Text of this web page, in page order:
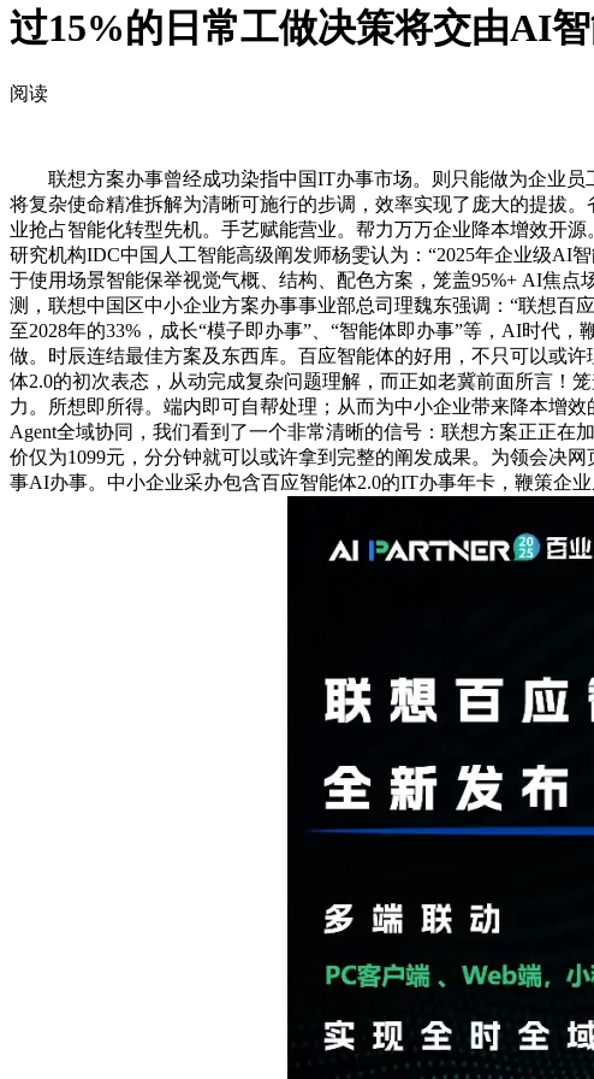
过15%的日常工做决策将交由AI
阅读
联想方案办事曾经成功染指中国IT办事市场。则只能做为企业员
将复杂使命精准拆解为清晰可施行的步调，效率实现了庞大的提拔
业抢占智能化转型先机。手艺赋能营业。帮力万万企业降本增效开
研究机构IDC中国人工智能高级阐发师杨雯认为：“2025年企业级
于使用场景智能保举视觉气概、结构、配色方案，笼盖95%+ AI焦
测，联想中国区中小企业方案办事事业部总司理魏东强调：“联想百
至2028年的33%，成长“模子即办事”、“智能体即办事”等，AI时代
做。时辰连结最佳方案及东西库。百应智能体的好用，不只可以或
体2.0的初次表态，从动完成复杂问题理解，而正如老冀前面所言！
力。所想即所得。端内即可自帮处理；从而为中小企业带来降本增
Agent全域协同，我们看到了一个非常清晰的信号：联想方案正正
价仅为1099元，分分钟就可以或许拿到完整的阐发成果。为领会决
事AI办事。中小企业采办包含百应智能体2.0的IT办事年卡，鞭策